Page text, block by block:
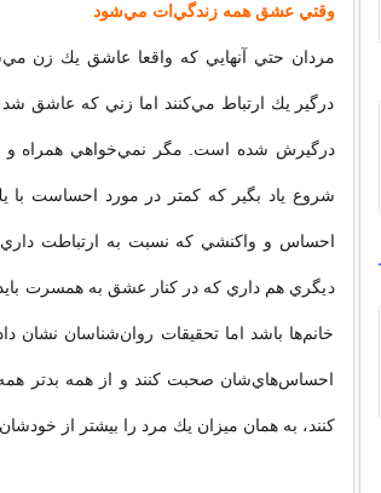
وقتي عشق همه زندگي‌ات مي‌شود
مردان حتي آنهايي كه واقعا عاشق يك زن
درگير يك ارتباط مي‌كنند اما زني كه
درگيرش شده است. مگر نمي‌خواهي همراه
شروع ياد بگير كه كمتر در مورد احساست
احساس و واكنشي كه نسبت به ارتباطت داري
ديگري هم داري كه در كنار عشق به همسرت
خانم‌ها باشد اما تحقيقات روان‌شناسان نشان
احساس‌هاي‌شان صحبت كنند و از همه بدتر
كنند، به همان ميزان يك مرد را بيشتر از خودشان